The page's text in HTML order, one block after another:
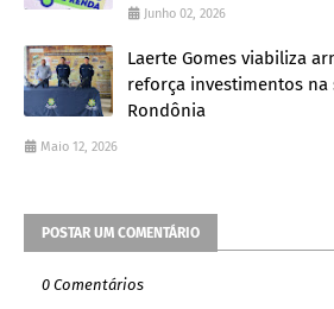
Junho 02, 2026
Laerte Gomes viabiliza
reforça investimentos na
Rondônia
Maio 12, 2026
POSTAR UM COMENTÁRIO
0 Comentários